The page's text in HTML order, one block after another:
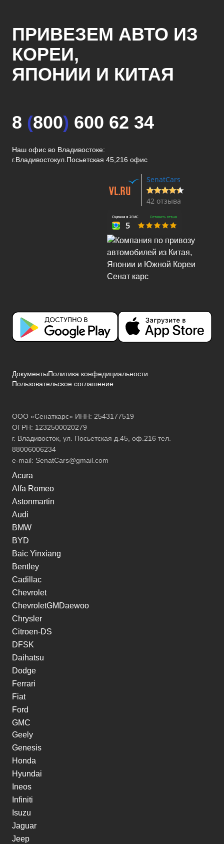
ПРИВЕЗЕМ АВТО ИЗ
КОРЕИ,
ЯПОНИИ И КИТАЯ
8 (800) 600 62 34
Наш офис во Владивостоке:
г.Владивостокул.Посьетская 45,216 офис
SenatCars
42 отзыва
ДокументыПолитика конфедициальности
Пользовательское соглашение
ООО «Сенаткарс» ИНН: 2543177519
ОГРН: 1232500020279
г. Владивосток, ул. Посьетская д.45, оф.216 тел.
88006006234
e-mail: SenatCars@gmail.com
Acura
Alfa Romeo
Astonmartin
Audi
BMW
BYD
Baic Yinxiang
Bentley
Cadillac
Chevrolet
ChevroletGMDaewoo
Chrysler
Citroen-DS
DFSK
Daihatsu
Dodge
Ferrari
Fiat
Ford
GMC
Geely
Genesis
Honda
Hyundai
Ineos
Infiniti
Isuzu
Jaguar
Jeep